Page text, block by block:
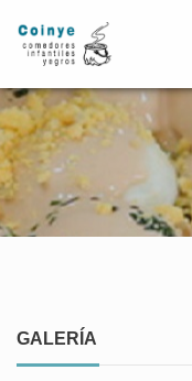
GALERÍA